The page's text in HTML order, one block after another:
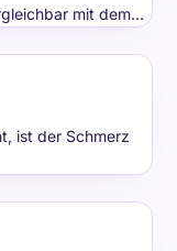
mit dem…
ist der Schmerz